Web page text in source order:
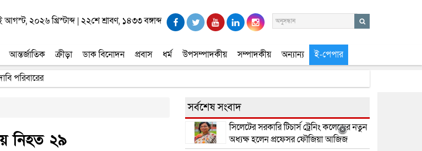
আগস্ট, ২০২৬ খ্রিস্টাব্দ| ২২শে শ্রাবণ, ১৪৩৩ বঙ্গাব্দ
আন্তর্জাতিক ক্রীড়া ডাক বিনোদন প্রবাস ধর্ম উপসম্পাদকীয় সম্পাদকীয় অন্যান্য ই-পেপার
পরিবারের
নিহত ২৯
সর্বশেষ সংবাদ
সিলেটের সরকারি টিচার্স ট্রেনিং কলেজের নতুন
অধ্যক্ষ হলেন প্রফেসর ফৌজিয়া আজিজ